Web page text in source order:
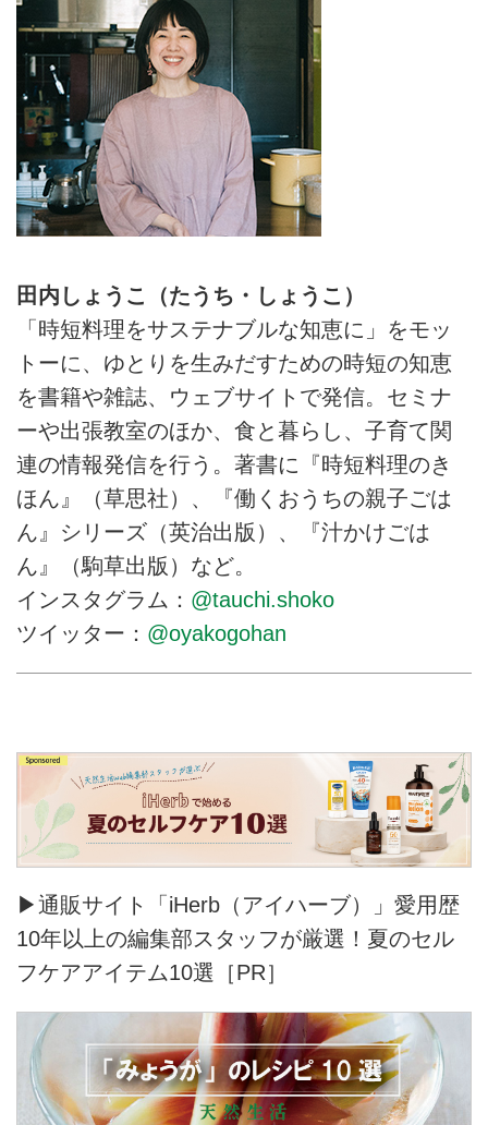
田内しょうこ（たうち・しょうこ）
「時短料理をサステナブルな知恵に」をモッ
トーに、ゆとりを生みだすための時短の知恵
を書籍や雑誌、ウェブサイトで発信。セミナ
ーや出張教室のほか、食と暮らし、子育て関
連の情報発信を行う。著書に『時短料理のき
ほん』（草思社）、『働くおうちの親子ごは
ん』シリーズ（英治出版）、『汁かけごは
ん』（駒草出版）など。
インスタグラム： @tauchi.shoko
ツイッター： @oyakogohan
▶通販サイト「iHerb（アイハーブ）」愛用歴
10年以上の編集部スタッフが厳選！夏のセル
フケアアイテム10選［PR］